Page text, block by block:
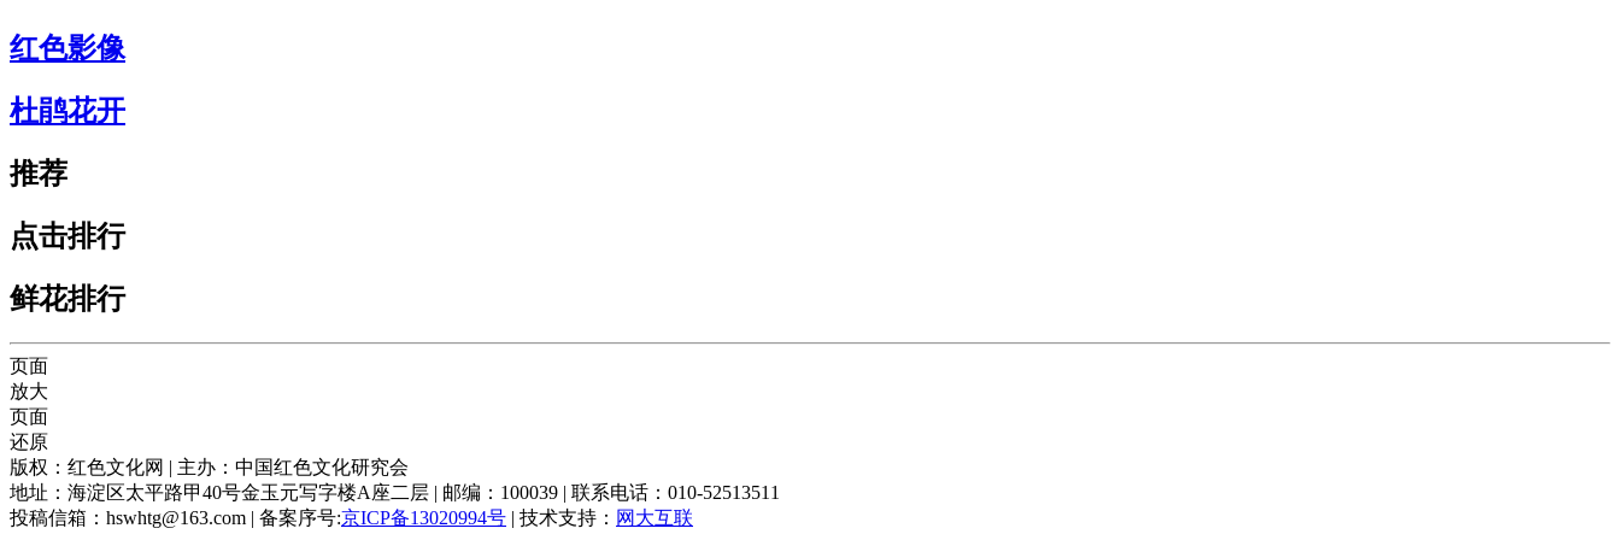
红色影像
杜鹃花开
推荐
点击排行
鲜花排行
页面
放大
页面
还原
版权：红色文化网 | 主办：中国红色文化研究会
地址：海淀区太平路甲40号金玉元写字楼A座二层 | 邮编：100039 | 联系电话：010-52513511
投稿信箱：hswhtg@163.com | 备案序号:京ICP备13020994号 | 技术支持： 网大互联